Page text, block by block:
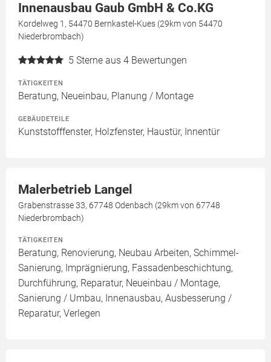
Innenausbau Gaub GmbH & Co.KG
Kordelweg 1, 54470 Bernkastel-Kues (29km von 54470
Niederbrombach)
5 Sterne aus 4 Bewertungen
TÄTIGKEITEN
Beratung, Neueinbau, Planung / Montage
GEBÄUDETEILE
Kunststofffenster, Holzfenster, Haustür, Innentür
Malerbetrieb Langel
Grabenstrasse 33, 67748 Odenbach (29km von 67748
Niederbrombach)
TÄTIGKEITEN
Beratung, Renovierung, Neubau Arbeiten, Schimmel-
Sanierung, Imprägnierung, Fassadenbeschichtung,
Durchführung, Reparatur, Neueinbau / Montage,
Sanierung / Umbau, Innenausbau, Ausbesserung /
Reparatur, Verlegen